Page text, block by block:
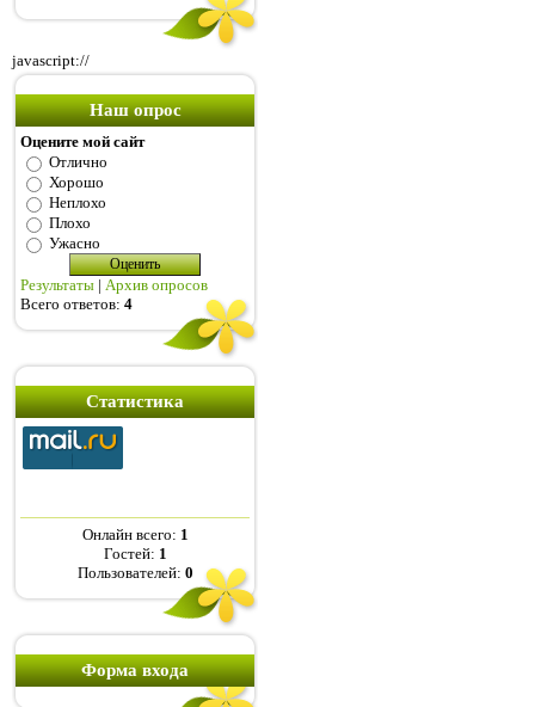
javascript://
Наш опрос
Оцените мой сайт
Отлично
Хорошо
Неплохо
Плохо
Ужасно
Результаты | Архив опросов
Всего ответов: 4
Статистика
Онлайн всего: 1
Гостей: 1
Пользователей: 0
Форма входа